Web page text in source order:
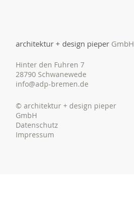
architektur + design pieper GmbH
Hinter den Fuhren 7
28790 Schwanewede
info@adp-bremen.de
© architektur + design pieper
GmbH
Datenschutz
Impressum